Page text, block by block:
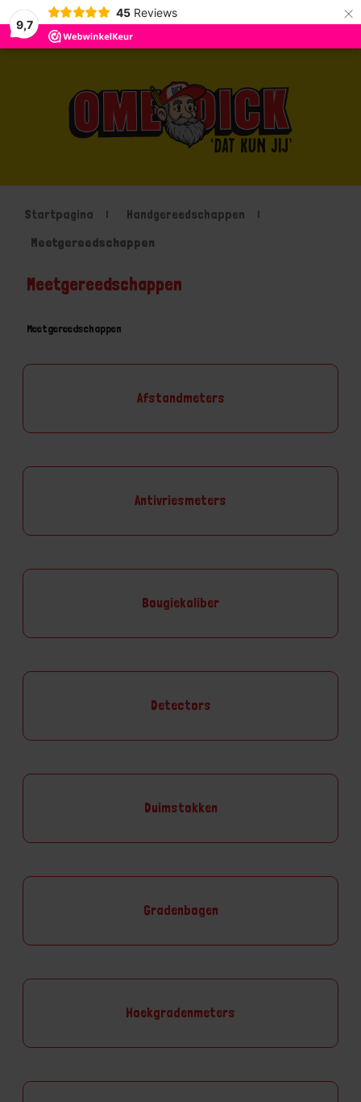
9,7
45 Reviews ×
Startpagina
Handgereedschappen
Meetgereedschappen
Meetgereedschappen
Meetgereedschappen
Afstandmeters
Antivriesmeters
Bougiekaliber
Detectors
Duimstokken
Gradenbogen
Hoekgradenmeters